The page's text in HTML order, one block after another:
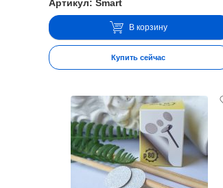
Артикул: Smart
В корзину
Купить сейчас